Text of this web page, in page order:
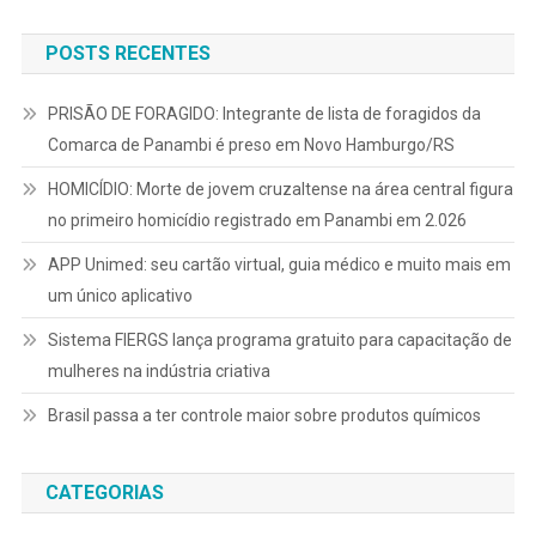
POSTS RECENTES
PRISÃO DE FORAGIDO: Integrante de lista de foragidos da
Comarca de Panambi é preso em Novo Hamburgo/RS
HOMICÍDIO: Morte de jovem cruzaltense na área central figura
no primeiro homicídio registrado em Panambi em 2.026
APP Unimed: seu cartão virtual, guia médico e muito mais em
um único aplicativo
Sistema FIERGS lança programa gratuito para capacitação de
mulheres na indústria criativa
Brasil passa a ter controle maior sobre produtos químicos
CATEGORIAS